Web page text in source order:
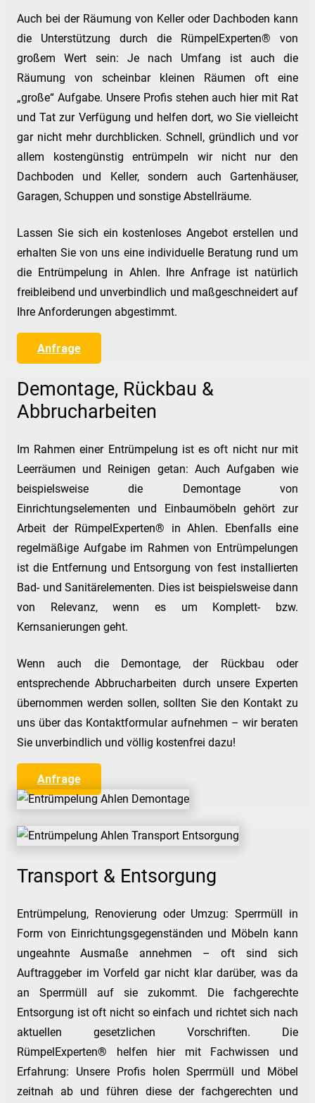
Auch bei der Räumung von Keller oder Dachboden kann
die Unterstützung durch die RümpelExperten® von
großem Wert sein: Je nach Umfang ist auch die
Räumung von scheinbar kleinen Räumen oft eine
„große“ Aufgabe. Unsere Profis stehen auch hier mit Rat
und Tat zur Verfügung und helfen dort, wo Sie vielleicht
gar nicht mehr durchblicken. Schnell, gründlich und vor
allem kostengünstig entrümpeln wir nicht nur den
Dachboden und Keller, sondern auch Gartenhäuser,
Garagen, Schuppen und sonstige Abstellräume.
Lassen Sie sich ein kostenloses Angebot erstellen und
erhalten Sie von uns eine individuelle Beratung rund um
die Entrümpelung in Ahlen. Ihre Anfrage ist natürlich
freibleibend und unverbindlich und maßgeschneidert auf
Ihre Anforderungen abgestimmt.
Anfrage
Demontage, Rückbau &
Abbrucharbeiten
Im Rahmen einer Entrümpelung ist es oft nicht nur mit
Leerräumen und Reinigen getan: Auch Aufgaben wie
beispielsweise die Demontage von
Einrichtungselementen und Einbaumöbeln gehört zur
Arbeit der RümpelExperten® in Ahlen. Ebenfalls eine
regelmäßige Aufgabe im Rahmen von Entrümpelungen
ist die Entfernung und Entsorgung von fest installierten
Bad- und Sanitärelementen. Dies ist beispielsweise dann
von Relevanz, wenn es um Komplett- bzw.
Kernsanierungen geht.
Wenn auch die Demontage, der Rückbau oder
entsprechende Abbrucharbeiten durch unsere Experten
übernommen werden sollen, sollten Sie den Kontakt zu
uns über das Kontaktformular aufnehmen – wir beraten
Sie unverbindlich und völlig kostenfrei dazu!
Anfrage
Transport & Entsorgung
Entrümpelung, Renovierung oder Umzug: Sperrmüll in
Form von Einrichtungsgegenständen und Möbeln kann
ungeahnte Ausmaße annehmen – oft sind sich
Auftraggeber im Vorfeld gar nicht klar darüber, was da
an Sperrmüll auf sie zukommt. Die fachgerechte
Entsorgung ist oft nicht so einfach und richtet sich nach
aktuellen gesetzlichen Vorschriften. Die
RümpelExperten® helfen hier mit Fachwissen und
Erfahrung: Unsere Profis holen Sperrmüll und Möbel
zeitnah ab und führen diese der fachgerechten und